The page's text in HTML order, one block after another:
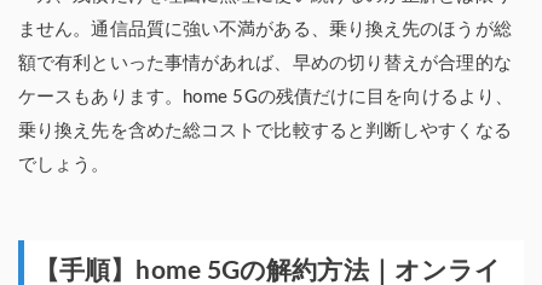
ません。通信品質に強い不満がある、乗り換え先のほうが総
額で有利といった事情があれば、早めの切り替えが合理的な
ケースもあります。home 5Gの残債だけに目を向けるより、
乗り換え先を含めた総コストで比較すると判断しやすくなる
でしょう。
【手順】home 5Gの解約方法｜オンライ